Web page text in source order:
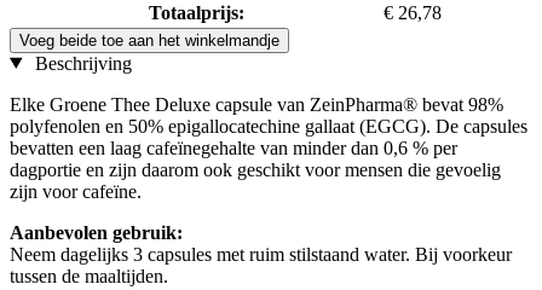
Totaalprijs:
€ 26,78
Voeg beide toe aan het winkelmandje
Beschrijving
Elke Groene Thee Deluxe capsule van ZeinPharma® bevat 98%
polyfenolen en 50% epigallocatechine gallaat (EGCG). De capsules
bevatten een laag cafeïnegehalte van minder dan 0,6 % per
dagportie en zijn daarom ook geschikt voor mensen die gevoelig
zijn voor cafeïne.
Aanbevolen gebruik:
Neem dagelijks 3 capsules met ruim stilstaand water. Bij voorkeur
tussen de maaltijden.